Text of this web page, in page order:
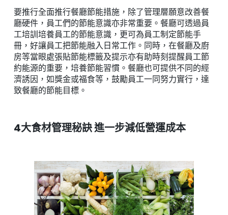
要推行全面推行餐廳節能措施，除了管理層願意改善餐
廳硬件，員工們的節能意識亦非常重要。餐廳可透過員
工培訓培養員工的節能意識，更可為員工制定節能手
冊，好讓員工把節能融入日常工作。同時，在餐廳及廚
房等當眼處張貼節能標籤及提示亦有助時刻提醒員工節
約能源的重要，培養節能習慣。餐廳也可提供不同的經
濟誘因，如獎金或福食等，鼓勵員工一同努力實行，達
致餐廳的節能目標。
4大食材管理秘訣 進一步減低營運成本